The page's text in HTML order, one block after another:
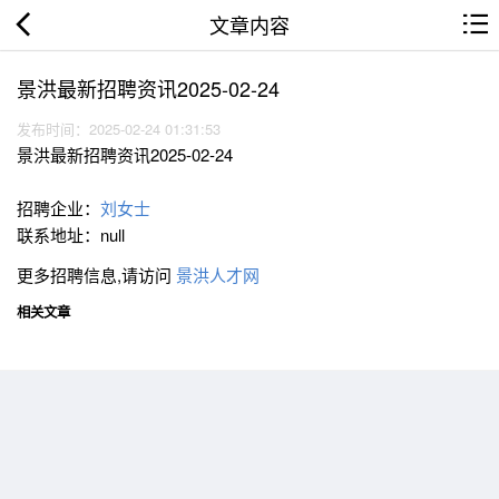
文章内容
景洪最新招聘资讯2025-02-24
发布时间：2025-02-24 01:31:53
景洪最新招聘资讯2025-02-24
招聘企业： 刘女士
联系地址：null
更多招聘信息,请访问 景洪人才网
相关文章